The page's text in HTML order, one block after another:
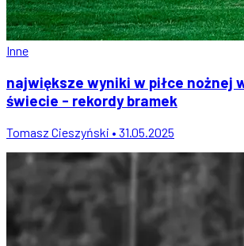
Inne
największe wyniki w piłce nożnej
świecie - rekordy bramek
Tomasz Cieszyński • 31.05.2025